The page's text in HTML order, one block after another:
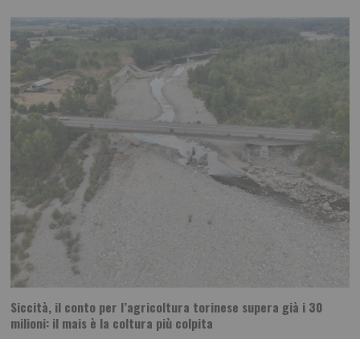
Siccità, il conto per l’agricoltura torinese supera già i 30
milioni: il mais è la coltura più colpita